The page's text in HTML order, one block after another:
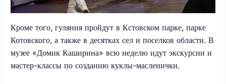
Кроме того, гуляния пройдут в Кстовском парке, парке
Котовского, а также в десятках сел и поселков области. В
музее «Домик Каширина» всю неделю идут экскурсии и
мастер-классы по созданию куклы-масленички.